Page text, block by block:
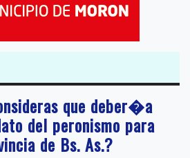
que deber�a
del peronismo para
de Bs. As.?